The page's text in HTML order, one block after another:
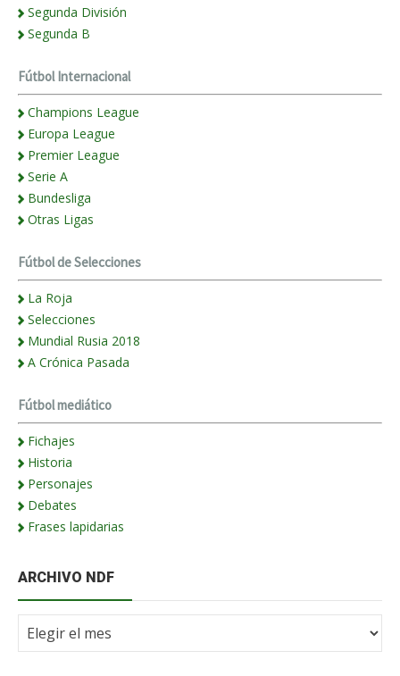
Segunda División
Segunda B
Fútbol Internacional
Champions League
Europa League
Premier League
Serie A
Bundesliga
Otras Ligas
Fútbol de Selecciones
La Roja
Selecciones
Mundial Rusia 2018
A Crónica Pasada
Fútbol mediático
Fichajes
Historia
Personajes
Debates
Frases lapidarias
ARCHIVO NDF